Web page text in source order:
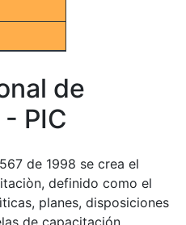
de
PIC
de 1998 se crea el
definido como el
planes, disposiciones
de capacitación,